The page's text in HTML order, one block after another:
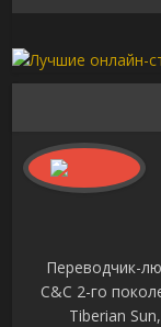
Переводчик-
C&C 2-го
Tiberian